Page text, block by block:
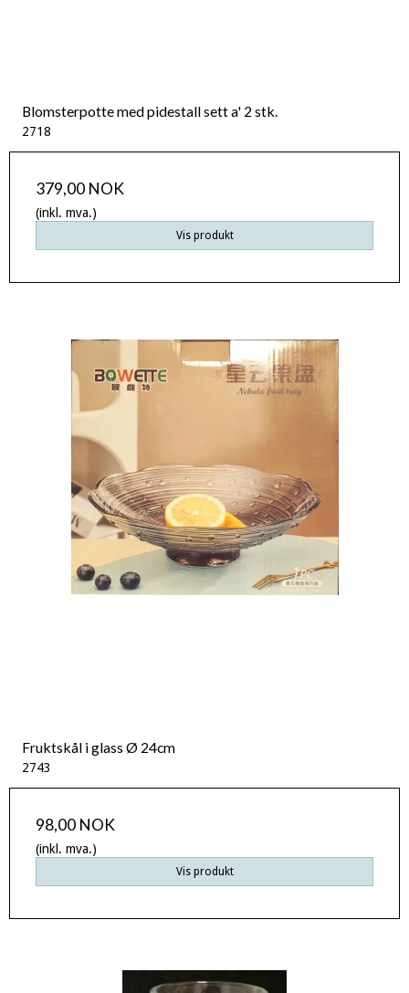
Blomsterpotte med pidestall sett a' 2 stk.
2718
379,00 NOK
(inkl. mva.)
Vis produkt
Fruktskål i glass Ø 24cm
2743
98,00 NOK
(inkl. mva.)
Vis produkt